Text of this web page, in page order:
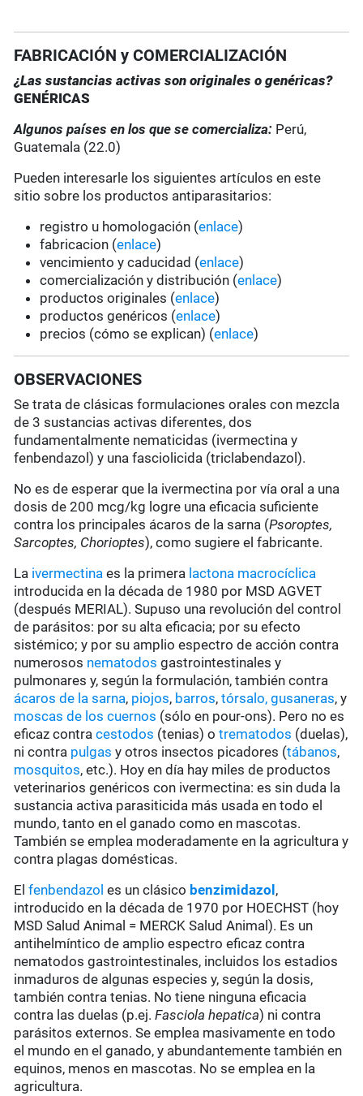
FABRICACIÓN y COMERCIALIZACIÓN
¿Las sustancias activas son originales o genéricas?
GENÉRICAS
Algunos países en los que se comercializa: Perú,
Guatemala (22.0)
Pueden interesarle los siguientes artículos en este
sitio sobre los productos antiparasitarios:
registro u homologación (enlace)
fabricacion (enlace)
vencimiento y caducidad (enlace)
comercialización y distribución (enlace)
productos originales (enlace)
productos genéricos (enlace)
precios (cómo se explican) (enlace)
OBSERVACIONES
Se trata de clásicas formulaciones orales con mezcla
de 3 sustancias activas diferentes, dos
fundamentalmente nematicidas (ivermectina y
fenbendazol) y una fasciolicida (triclabendazol).
No es de esperar que la ivermectina por vía oral a una
dosis de 200 mcg/kg logre una eficacia suficiente
contra los principales ácaros de la sarna (Psoroptes,
Sarcoptes, Chorioptes), como sugiere el fabricante.
La ivermectina es la primera lactona macrocíclica
introducida en la década de 1980 por MSD AGVET
(después MERIAL). Supuso una revolución del control
de parásitos: por su alta eficacia; por su efecto
sistémico; y por su amplio espectro de acción contra
numerosos nematodos gastrointestinales y
pulmonares y, según la formulación, también contra
ácaros de la sarna, piojos, barros,tórsalo,gusaneras, y
moscas de los cuernos (sólo en pour-ons). Pero no es
eficaz contracestodos (tenias) otrematodos (duelas),
ni contra pulgas y otros insectos picadores (tábanos,
mosquitos, etc.). Hoy en día hay miles de productos
veterinarios genéricos con ivermectina: es sin duda la
sustancia activa parasiticida más usada en todo el
mundo, tanto en el ganado como en mascotas.
También se emplea moderadamente en la agricultura y
contra plagas domésticas.
Elfenbendazol es un clásico benzimidazol ,
introducido en la década de 1970 por HOECHST (hoy
MSD Salud Animal = MERCK Salud Animal). Es un
antihelmíntico de amplio espectro eficaz contra
nematodos gastrointestinales, incluidos los estadios
inmaduros de algunas especies y, según la dosis,
también contra tenias. No tiene ninguna eficacia
contra las duelas (p.ej.Fasciola hepatica) ni contra
parásitos externos. Se emplea masivamente en todo
el mundo en el ganado, y abundantemente también en
equinos, menos en mascotas. No se emplea en la
agricultura.